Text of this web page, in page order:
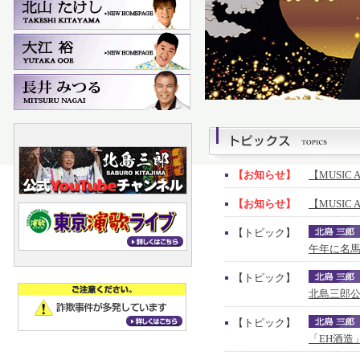
【お知らせ】 【MUSIC
【お知らせ】 【MUSIC
【トピック】
午年に名
【トピック】
北島三郎
【トピック】
「EH酒